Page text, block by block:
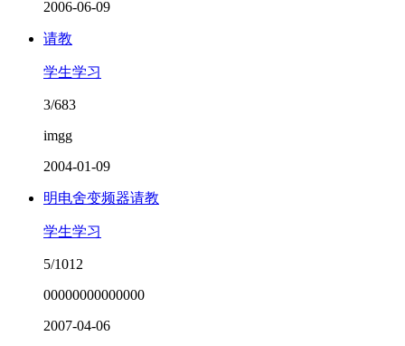
2006-06-09
请教
学生学习
3/683
imgg
2004-01-09
明电舍变频器请教
学生学习
5/1012
00000000000000
2007-04-06